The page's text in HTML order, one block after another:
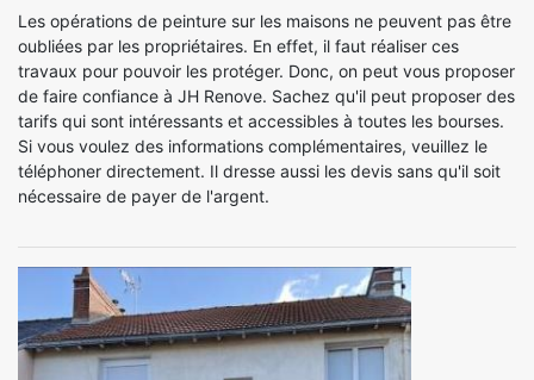
Les opérations de peinture sur les maisons ne peuvent pas être
oubliées par les propriétaires. En effet, il faut réaliser ces
travaux pour pouvoir les protéger. Donc, on peut vous proposer
de faire confiance à JH Renove. Sachez qu'il peut proposer des
tarifs qui sont intéressants et accessibles à toutes les bourses.
Si vous voulez des informations complémentaires, veuillez le
téléphoner directement. Il dresse aussi les devis sans qu'il soit
nécessaire de payer de l'argent.